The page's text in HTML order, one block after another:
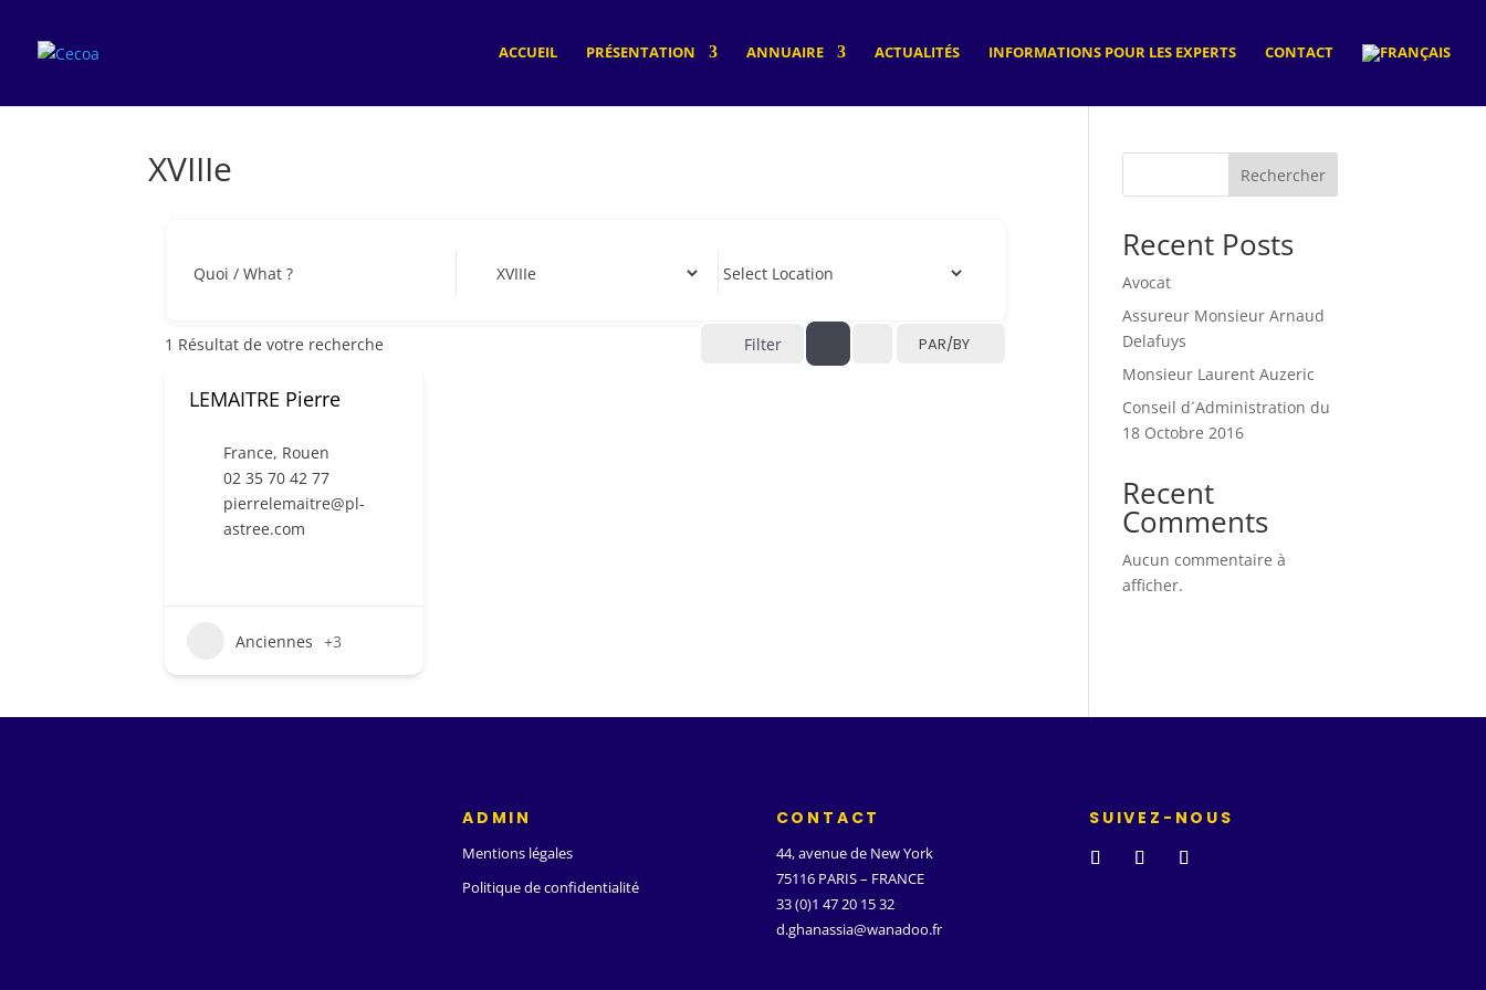
ACCUEIL PRÉSENTATION ANNUAIRE ACTUALITÉS INFORMATIONS POUR LES EXPERTS CONTACT
XVIIIe
Quoi / What ?
1 Résultat de votre recherche Filter PAR/BY
LEMAITRE Pierre
France, Rouen
02 35 70 42 77
pierrelemaitre@pl-
astree.com
Anciennes +3
Rechercher
Recent Posts
Avocat
Assureur Monsieur Arnaud
Delafuys
Monsieur Laurent Auzeric
Conseil d´Administration du
18 Octobre 2016
Recent
Comments
Aucun commentaire à
afficher.
ADMIN
Mentions légales
Politique de confidentialité
CONTACT
44, avenue de New York
75116 PARIS – FRANCE
33 (0)1 47 20 15 32
d.ghanassia@wanadoo.fr
SUIVEZ-NOUS